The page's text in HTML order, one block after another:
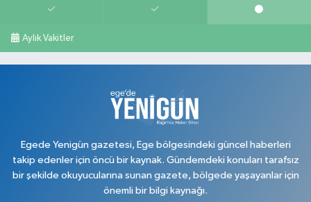
Aylık Vakitler
Egede Yenigün gazetesi, Ege bölgesindeki güncel haberleri
takip edenler için öncü bir kaynak. Gündemdeki konuları tarafsız
bir şekilde okuyucularına sunan gazete, bölgede yaşayanlar için
önemli bir bilgi kaynağı.